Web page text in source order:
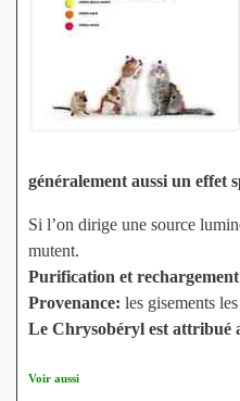
généralement aussi un effet
Si l’on dirige une source
mutent.
Purification et
Provenance: les gisements
Le Chrysobéryl est attribué
Voir aussi